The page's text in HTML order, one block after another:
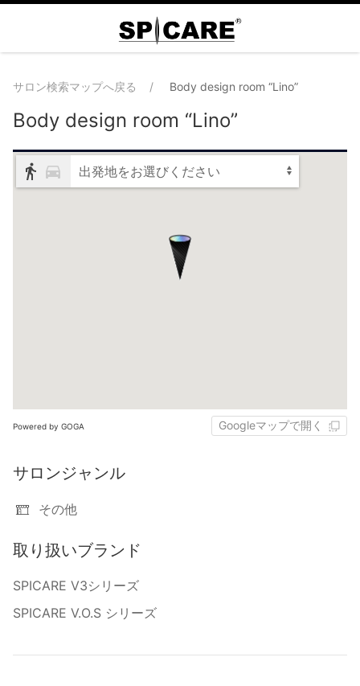
サロン検索マップへ戻る Body design room “Lino”
Body design room “Lino”
出発地をお選びください
Powered by GOGA Googleマップで開く
サロンジャンル
その他
取り扱いブランド
SPICARE V3シリーズ
SPICARE V.O.S シリーズ